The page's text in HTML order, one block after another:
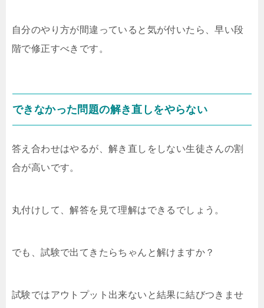
自分のやり方が間違っていると気が付いたら、早い段
階で修正すべきです。
できなかった問題の解き直しをやらない
答え合わせはやるが、解き直しをしない生徒さんの割
合が高いです。
丸付けして、解答を見て理解はできるでしょう。
でも、試験で出てきたらちゃんと解けますか？
試験ではアウトプット出来ないと結果に結びつきませ